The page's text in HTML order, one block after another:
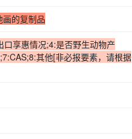
的复制品
口享惠情况;4:是否野生动物产
其他[非必报要素，请根据